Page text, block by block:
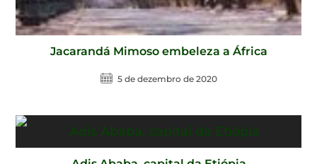
Jacarandá Mimoso embeleza a África
5 de dezembro de 2020